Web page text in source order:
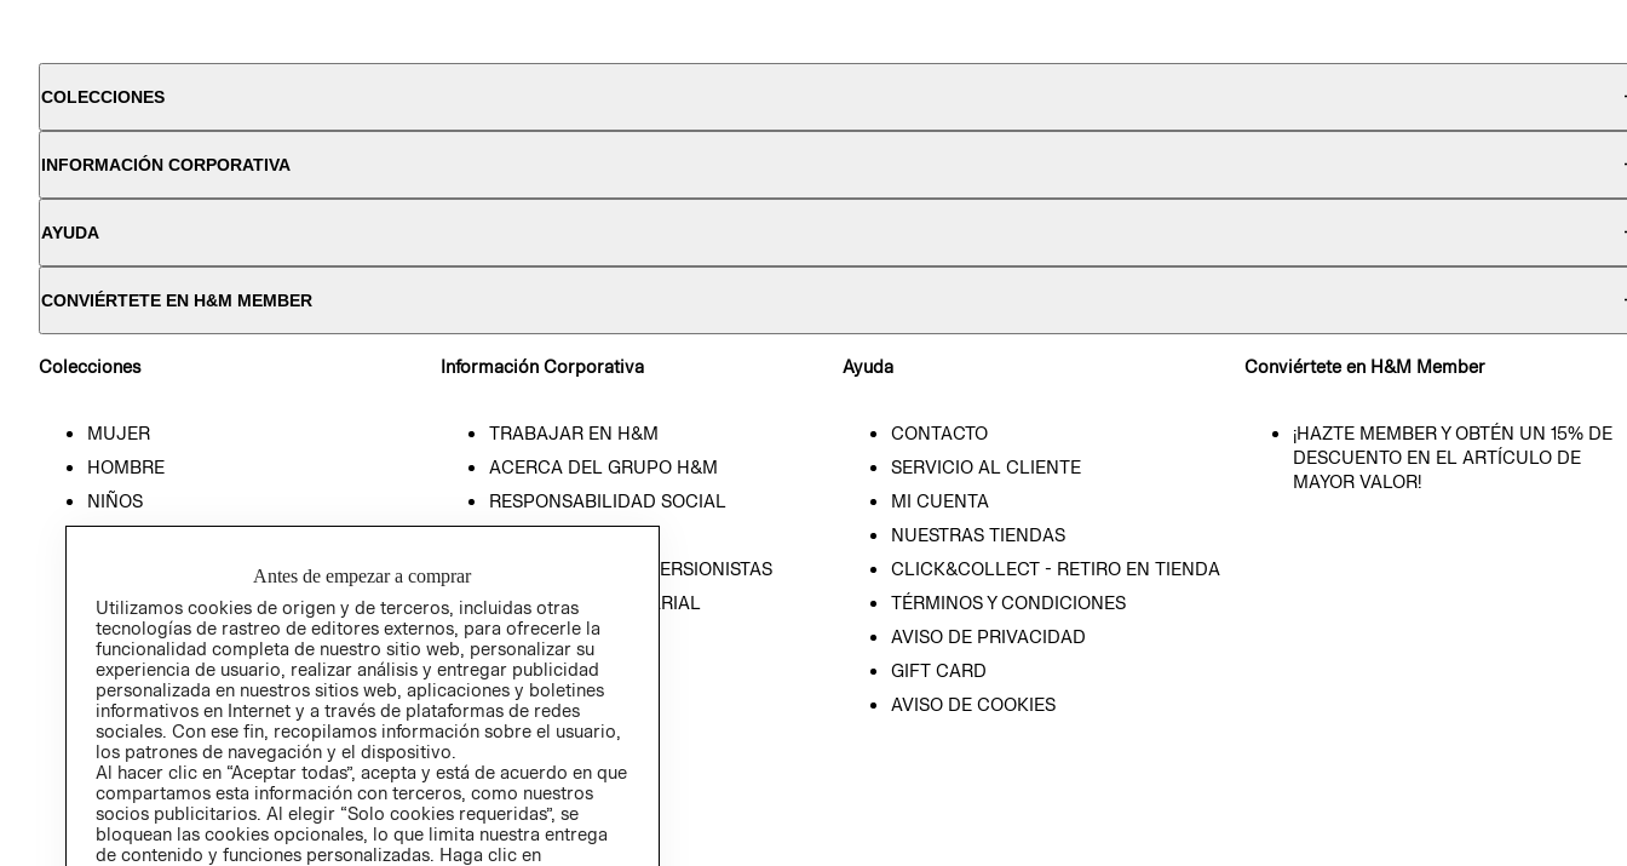
COLECCIONES
INFORMACIÓN CORPORATIVA
AYUDA
CONVIÉRTETE EN H&M MEMBER
Colecciones
MUJER
HOMBRE
NIÑOS
Información Corporativa
TRABAJAR EN H&M
ACERCA DEL GRUPO H&M
RESPONSABILIDAD SOCIAL
RELACIÓN CON INVERSIONISTAS
POLÍTICA EMPRESARIAL
Ayuda
CONTACTO
SERVICIO AL CLIENTE
MI CUENTA
NUESTRAS TIENDAS
CLICK&COLLECT - RETIRO EN TIENDA
TÉRMINOS Y CONDICIONES
AVISO DE PRIVACIDAD
GIFT CARD
AVISO DE COOKIES
Conviértete en H&M Member
¡HAZTE MEMBER Y OBTÉN UN 15% DE
DESCUENTO EN EL ARTÍCULO DE
MAYOR VALOR!
Antes de empezar a comprar
Utilizamos cookies de origen y de terceros, incluidas otras
tecnologías de rastreo de editores externos, para ofrecerle la
funcionalidad completa de nuestro sitio web, personalizar su
experiencia de usuario, realizar análisis y entregar publicidad
personalizada en nuestros sitios web, aplicaciones y boletines
informativos en Internet y a través de plataformas de redes
sociales. Con ese fin, recopilamos información sobre el usuario,
los patrones de navegación y el dispositivo.
Al hacer clic en “Aceptar todas”, acepta y está de acuerdo en que
compartamos esta información con terceros, como nuestros
socios publicitarios. Al elegir “Solo cookies requeridas”, se
bloquean las cookies opcionales, lo que limita nuestra entrega
de contenido y funciones personalizadas. Haga clic en